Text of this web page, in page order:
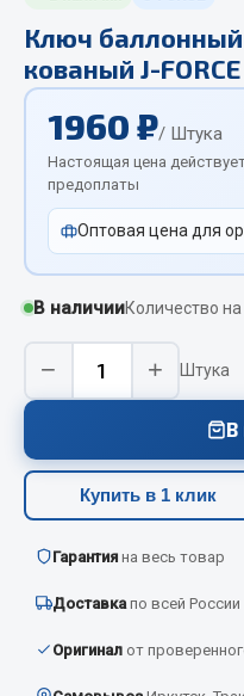
Аксессуары
Аптечки и знаки
Брызговики
Вентиляторы кабины
Вымпела
Весь раздел
Охладжающие жидкости
Технические жидкости
Весь раздел
Болты
Ключ
кованый J-
1960 ₽/ Штука
Настоящая цена
предоплаты
Оптовая цена для
В наличииКоличество на
− + Штука
В
Купить в 1 клик
Гарантия на весь товар
Доставка по всей России
Оригинал от